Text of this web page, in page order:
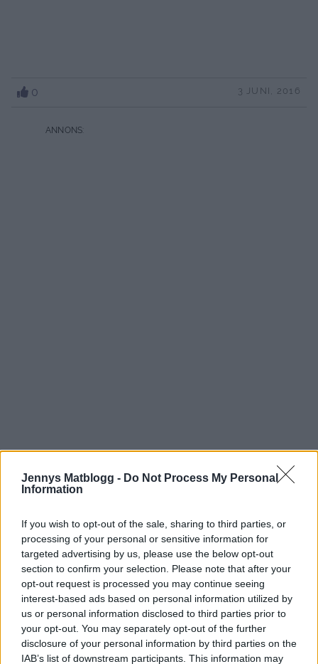
Jennys Matblogg - Do Not Process My Personal
Information
If you wish to opt-out of the sale, sharing to third parties, or
processing of your personal or sensitive information for
targeted advertising by us, please use the below opt-out
section to confirm your selection. Please note that after your
opt-out request is processed you may continue seeing
interest-based ads based on personal information utilized by
us or personal information disclosed to third parties prior to
your opt-out. You may separately opt-out of the further
disclosure of your personal information by third parties on the
IAB’s list of downstream participants. This information may
0 3 JUNI, 2016
Prenumerera Logga in